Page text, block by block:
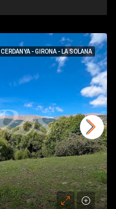
CERDANYA - GIRONA - LA SOLANA